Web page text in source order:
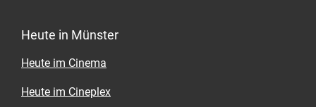
Heute in Münster
Heute im Cinema
Heute im Cineplex